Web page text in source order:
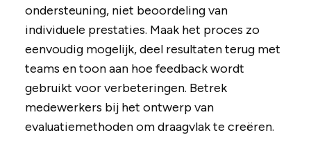
ondersteuning, niet beoordeling van
individuele prestaties. Maak het proces zo
eenvoudig mogelijk, deel resultaten terug met
teams en toon aan hoe feedback wordt
gebruikt voor verbeteringen. Betrek
medewerkers bij het ontwerp van
evaluatiemethoden om draagvlak te creëren.